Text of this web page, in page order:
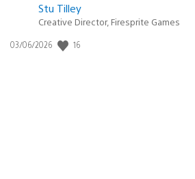
Postée
:
Stu Tilley
Creative Director, Firesprite Games
Date
03/06/2026 16